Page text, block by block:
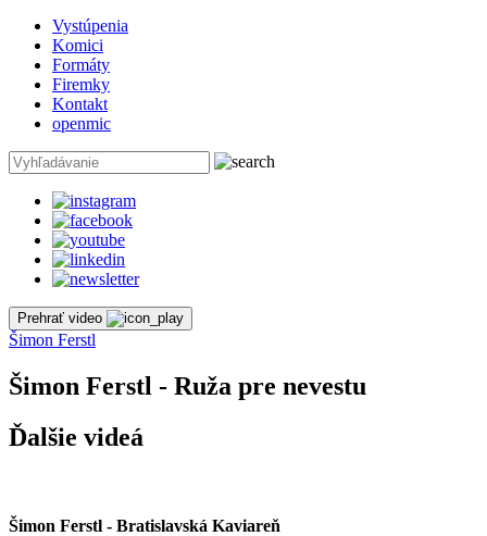
Vystúpenia
Komici
Formáty
Firemky
Kontakt
openmic
Prehrať video
Šimon Ferstl
Šimon Ferstl - Ruža pre nevestu
Ďalšie videá
Šimon Ferstl - Bratislavská Kaviareň